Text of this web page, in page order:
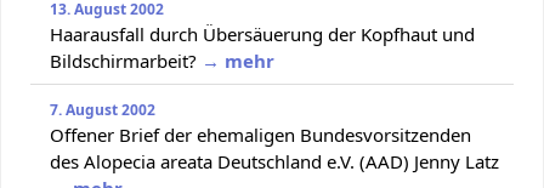
13. August 2002
Haarausfall durch Übersäuerung der Kopfhaut und
Bildschirmarbeit? → mehr
7. August 2002
Offener Brief der ehemaligen Bundesvorsitzenden
des Alopecia areata Deutschland e.V. (AAD) Jenny Latz